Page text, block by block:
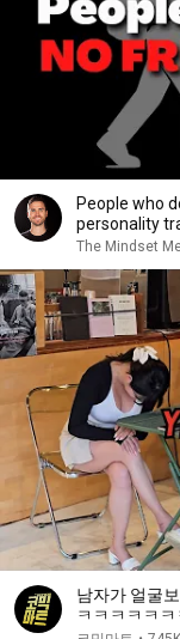
People who
personality
The Mindset
남자가 얼굴
ㅋㅋㅋㅋㅋㅋ